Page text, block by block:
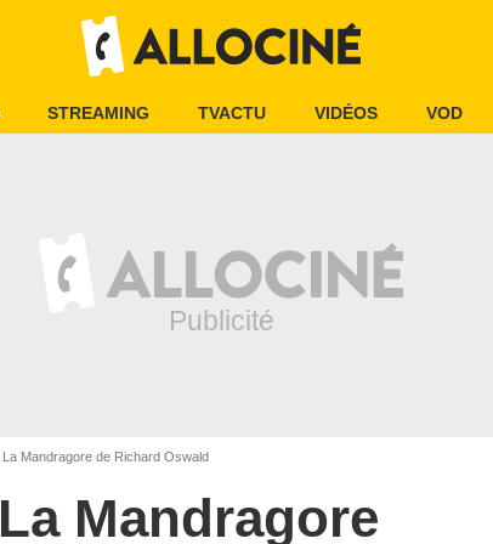
STREAMING TVACTU VIDÉOS VOD
La Mandragore de Richard Oswald
La Mandragore